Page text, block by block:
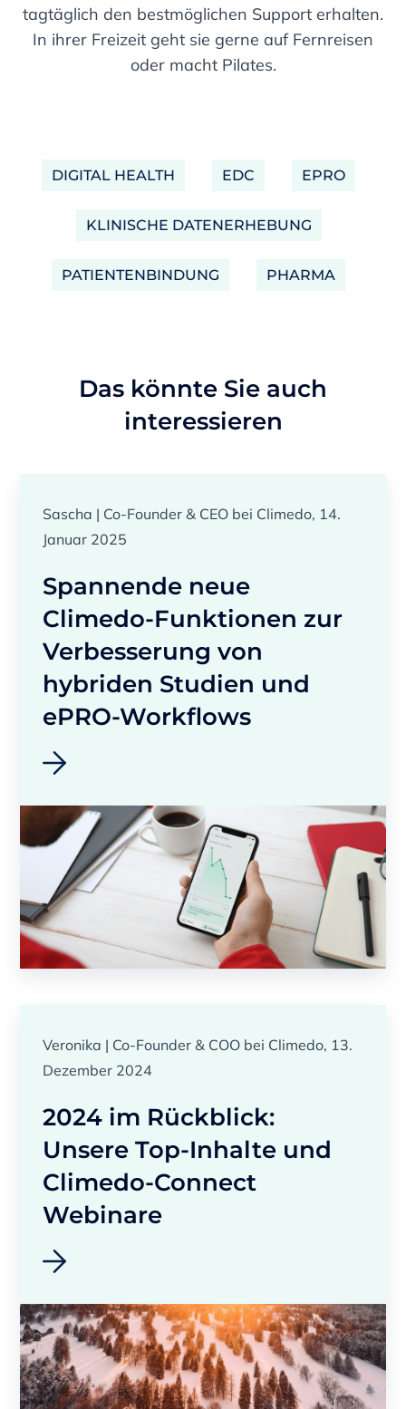
tagtäglich den bestmöglichen Support erhalten.
In ihrer Freizeit geht sie gerne auf Fernreisen
oder macht Pilates.
DIGITAL HEALTH EDC EPRO
KLINISCHE DATENERHEBUNG
PATIENTENBINDUNG PHARMA
Das könnte Sie auch
interessieren
Sascha | Co-Founder & CEO bei Climedo, 14.
Januar 2025
Spannende neue
Climedo-Funktionen zur
Verbesserung von
hybriden Studien und
ePRO-Workflows
Veronika | Co-Founder & COO bei Climedo, 13.
Dezember 2024
2024 im Rückblick:
Unsere Top-Inhalte und
Climedo-Connect
Webinare